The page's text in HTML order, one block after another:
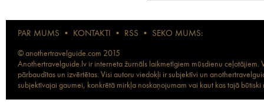
PAR MUMS • KONTAKTI • RSS • SEKO MUMS:
© anothertravelguide.com 2015
Anothertravelguide.lv ir interneta žurnāls laikmetīgiem mūsdienu
pārbaudītas un izvērtētas. Visi autoru viedokļi ir subjektīvi un
subjektīvajai gaumei, konkrētā mirkļa noskaņojumam vai kaut kas tajā